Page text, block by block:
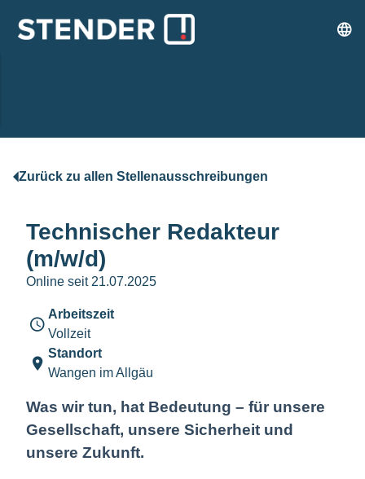
Zurück zu allen Stellenausschreibungen
Technischer Redakteur
(m/w/d)
Online seit 21.07.2025
Arbeitszeit
Vollzeit
Standort
Wangen im Allgäu
Was wir tun, hat Bedeutung – für unsere
Gesellschaft, unsere Sicherheit und
unsere Zukunft.